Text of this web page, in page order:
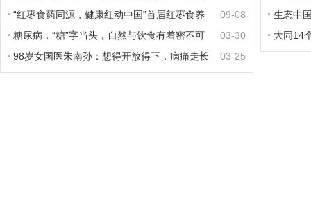
业迎来创业拐点
09-08
“红枣食药同源，健康红动中国”首届红枣食养
峰会在新郑召开
03-30
糖尿病，“糖”字当头，自然与饮食有着密不可
分的联系。
03-25
98岁女国医朱南孙：想得开放得下，病痛走长
观林示
生态中
园
大同14